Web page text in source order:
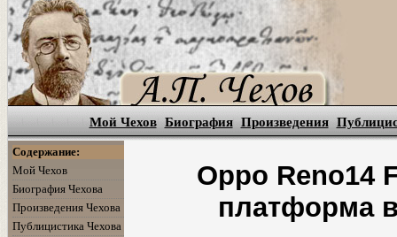
Мой Чехов Биография Произведения
Содержание:
Мой Чехов
Биография Чехова
Произведения Чехова
Публицистика Чехова
Oppo Reno14
платформа